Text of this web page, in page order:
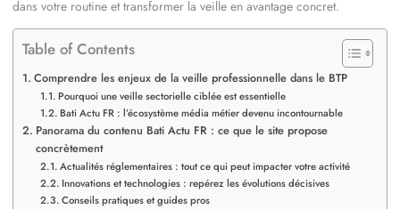
dans votre routine et transformer la veille en avantage concret.
Table of Contents
Comprendre les enjeux de la veille professionnelle dans le BTP
Pourquoi une veille sectorielle ciblée est essentielle
Bati Actu FR : l’écosystème média métier devenu incontournable
Panorama du contenu Bati Actu FR : ce que le site propose
concrètement
Actualités réglementaires : tout ce qui peut impacter votre activité
Innovations et technologies : repérez les évolutions décisives
Conseils pratiques et guides pros